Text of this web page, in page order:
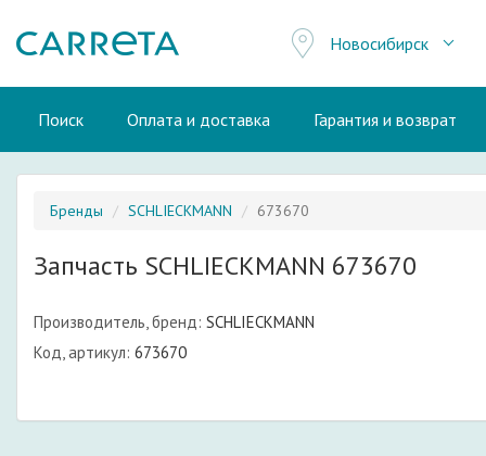
Новосибирск
Поиск Оплата и доставка Гарантия и возврат
Бренды SCHLIECKMANN 673670
Запчасть SCHLIECKMANN 673670
Производитель, бренд: SCHLIECKMANN
Код, артикул: 673670